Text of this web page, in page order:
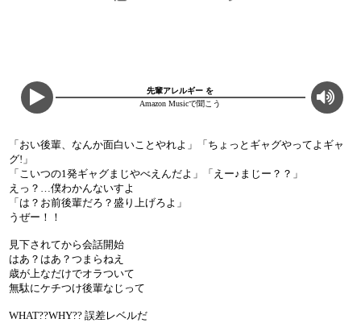
先輩アレルギー を
Amazon Musicで聞こう
「おい後輩、なんか面白いことやれよ」「ちょっとギャグやってよギャ
グ!」
「こいつの1発ギャグまじやべえんだよ」「えー♪まじー？？」
えっ？…僕わかんないすよ
「は？お前後輩だろ？盛り上げろよ」
うぜー！！
見下されてから会話開始
はあ？はあ？つまらねえ
歳が上なだけでオラついて
無駄にケチつけ後輩なじって
WHAT??WHY?? 誤差レベルだ